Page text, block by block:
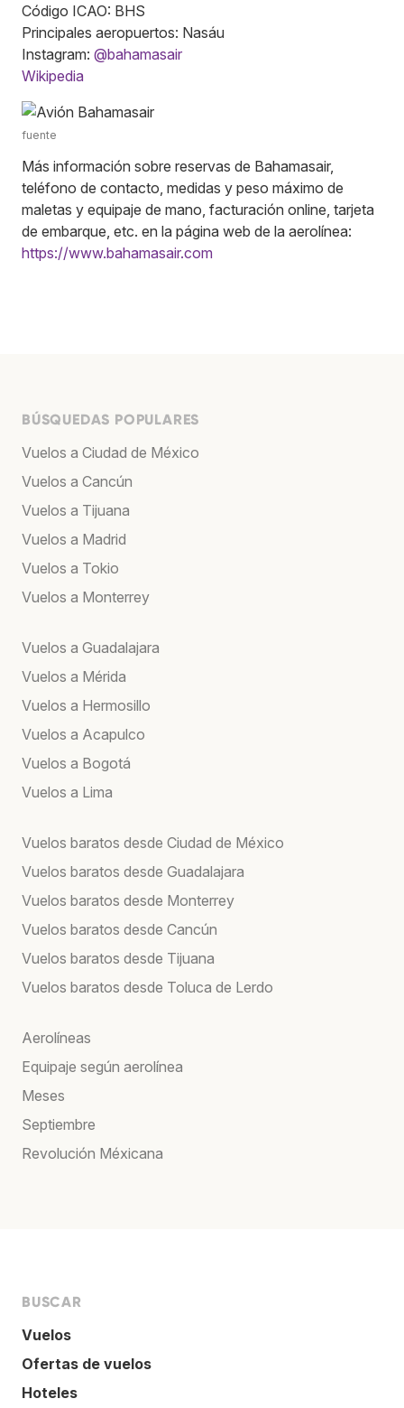
Código ICAO: BHS
Principales aeropuertos: Nasáu
Instagram: @bahamasair
Wikipedia
fuente
Más información sobre reservas de Bahamasair,
teléfono de contacto, medidas y peso máximo de
maletas y equipaje de mano, facturación online, tarjeta
de embarque, etc. en la página web de la aerolínea:
https://www.bahamasair.com
BÚSQUEDAS POPULARES
Vuelos a Ciudad de México
Vuelos a Cancún
Vuelos a Tijuana
Vuelos a Madrid
Vuelos a Tokio
Vuelos a Monterrey
Vuelos a Guadalajara
Vuelos a Mérida
Vuelos a Hermosillo
Vuelos a Acapulco
Vuelos a Bogotá
Vuelos a Lima
Vuelos baratos desde Ciudad de México
Vuelos baratos desde Guadalajara
Vuelos baratos desde Monterrey
Vuelos baratos desde Cancún
Vuelos baratos desde Tijuana
Vuelos baratos desde Toluca de Lerdo
Aerolíneas
Equipaje según aerolínea
Meses
Septiembre
Revolución Méxicana
BUSCAR
Vuelos
Ofertas de vuelos
Hoteles